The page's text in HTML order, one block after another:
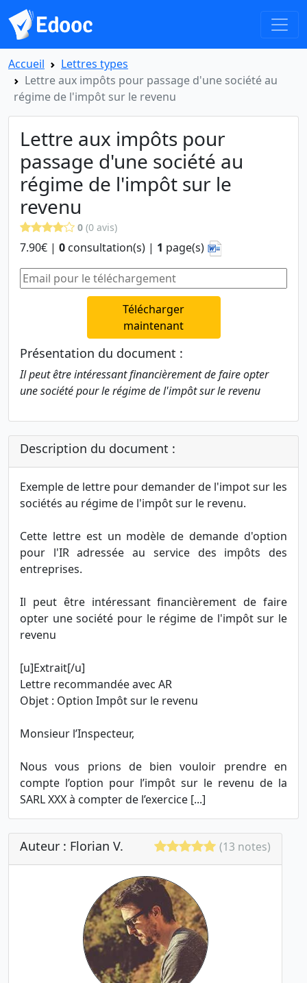
Accueil
Lettres types
Lettre aux impôts pour passage d'une société au
régime de l'impôt sur le revenu
Lettre aux impôts pour
passage d'une société au
régime de l'impôt sur le
revenu
0 (0 avis)
7.90€ | 0 consultation(s) | 1 page(s)
Télécharger
maintenant
Présentation du document :
Il peut être intéressant financièrement de faire opter
une société pour le régime de l'impôt sur le revenu
Description du document :
Exemple de lettre pour demander de l'impot sur les
sociétés au régime de l'impôt sur le revenu.
Cette lettre est un modèle de demande d'option
pour l'IR adressée au service des impôts des
entreprises.
Il peut être intéressant financièrement de faire
opter une société pour le régime de l'impôt sur le
revenu
[u]Extrait[/u]
Lettre recommandée avec AR
Objet : Option Impôt sur le revenu
Monsieur l’Inspecteur,
Nous vous prions de bien vouloir prendre en
compte l’option pour l’impôt sur le revenu de la
SARL XXX à compter de l’exercice [...]
Auteur : Florian V. (13 notes)